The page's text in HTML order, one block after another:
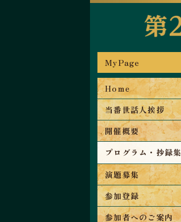
MyPage
Home
当番世話人挨拶
開催概要
プログラム・抄録集
演題募集
参加登録
参加者へのご案内